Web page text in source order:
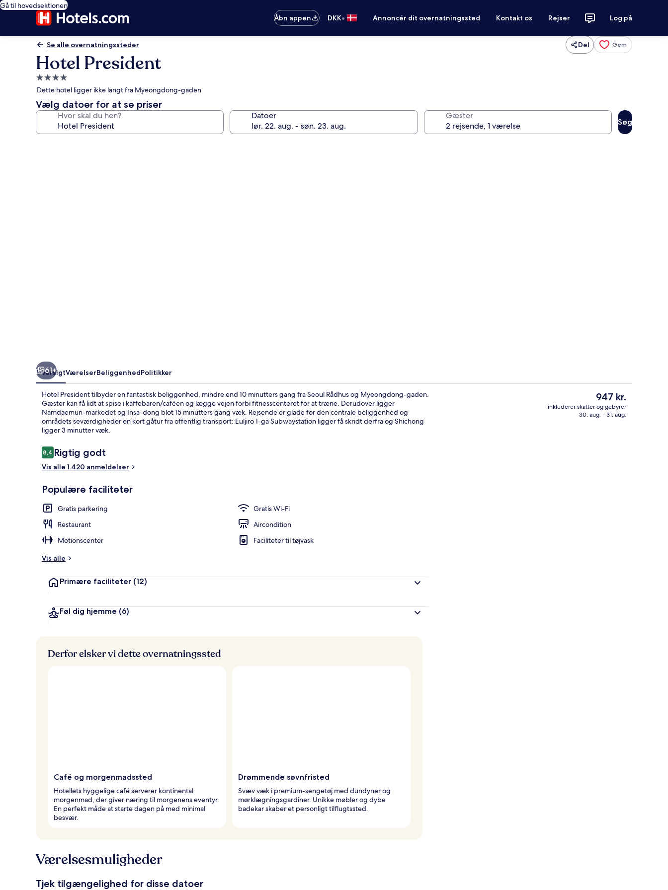
Gå til hovedsektionen
Åbn appen
DKK• Annoncér dit overnatningssted Kontakt os Rejser Log på
Se alle overnatningssteder Del Gem
Hotel President
4.0-
stjernet
overnatningssted
Dette hotel ligger ikke langt fra Myeongdong-gaden
Vælg datoer for at se priser
Hvor skal du hen? Datoer Gæster
Søg
Fitnessfaciliteter
61+
OversigtVærelserBeliggenhedPolitikker
Hotel President tilbyder en fantastisk beliggenhed, mindre end 10 minutters gang fra Seoul Rådhus og Myeongdong-gaden.
Gæster kan få lidt at spise i kaffebaren/caféen og lægge vejen forbi fitnesscenteret for at træne. Derudover ligger
Namdaemun-markedet og Insa-dong blot 15 minutters gang væk. Rejsende er glade for den centrale beliggenhed og
områdets seværdigheder en kort gåtur fra offentlig transport: Euljiro 1-ga Subwaystation ligger få skridt derfra og Shichong
ligger 3 minutter væk.
Anmeldelser
8,48,4 ud af 10.
Rigtig godt
Vis alle 1.420 anmeldelser
Populære faciliteter
Gratis parkering
Gratis Wi-Fi
Restaurant
Aircondition
Motionscenter
Faciliteter til tøjvask
Vis alle
Primære faciliteter (12)
Føl dig hjemme (6)
Den
nuværende
pris
947 kr.
inkluderer skatter og gebyrer
30. aug. - 31. aug.
Derfor elsker vi dette overnatningssted
Café og morgenmadssted
Hotellets hyggelige café serverer kontinental
morgenmad, der giver næring til morgenens eventyr.
En perfekt måde at starte dagen på med minimal
besvær.
Drømmende søvnfristed
Svæv væk i premium-sengetøj med dundyner og
mørklægningsgardiner. Unikke møbler og dybe
badekar skaber et personligt tilflugtssted.
Værelsesmuligheder
Tjek tilgængelighed for disse datoer